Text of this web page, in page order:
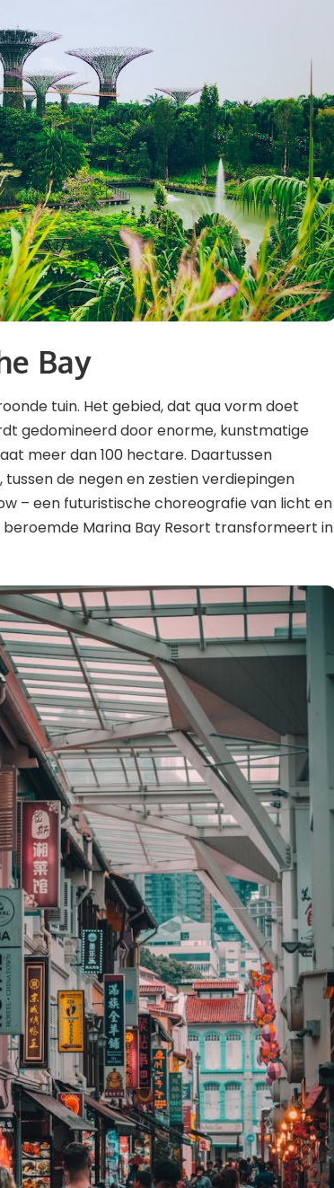
Bay
tuin. Het gebied, dat qua vorm doet
gedomineerd door enorme, kunstmatige
meer dan 100 hectare. Daartussen
de negen en zestien verdiepingen
– een futuristische choreografie van licht en
Marina Bay Resort transformeert in